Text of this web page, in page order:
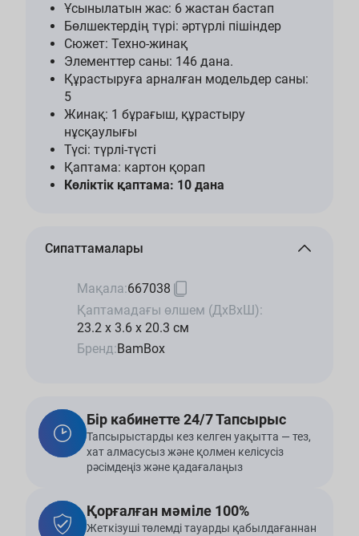
Ұсынылатын жас: 6 жастан бастап
Бөлшектердің түрі: әртүрлі пішіндер
Сюжет: Техно-жинақ
Элементтер саны: 146 дана.
Құрастыруға арналған модельдер саны:
5
Жинақ: 1 бұрағыш, құрастыру
нұсқаулығы
Түсі: түрлі-түсті
Қаптама: картон қорап
Көліктік қаптама: 10 дана
Сипаттамалары
Мақала:667038
Қаптамадағы өлшем (ДхВхШ):
23.2 x 3.6 x 20.3 см
Бренд:BamBox
Бір кабинетте 24/7 Тапсырыс
Тапсырыстарды кез келген уақытта — тез,
хат алмасусыз және қолмен келісусіз
рәсімдеңіз және қадағалаңыз
Қорғалған мәміле 100%
Жеткізуші төлемді тауарды қабылдағаннан